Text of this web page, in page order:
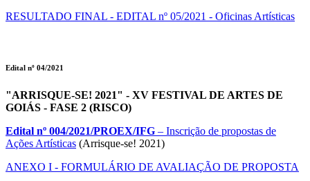
RESULTADO FINAL - EDITAL nº 05/2021 - Oficinas Artísticas
Edital nº 04/2021
"ARRISQUE-SE! 2021" - XV FESTIVAL DE ARTES DE
GOIÁS - FASE 2 (RISCO)
Edital nº 004/2021/PROEX/IFG – Inscrição de propostas de
Ações Artísticas (Arrisque-se! 2021)
ANEXO I - FORMULÁRIO DE AVALIAÇÃO DE PROPOSTA